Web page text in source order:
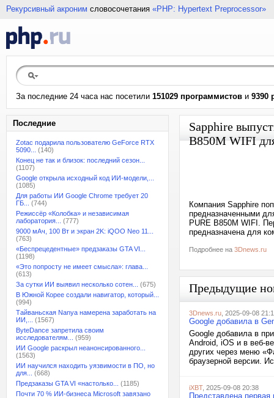
Рекурсивный акроним словосочетания «PHP: Hypertext Preprocessor»
За последние 24 часа нас посетили 151029 программистов и 9390
Последние
Zotac подарила пользователю GeForce RTX
5090...
(140)
Конец не так и близок: последний сезон...
(1107)
Google открыла исходный код ИИ-модели,...
(1085)
Для работы ИИ Google Chrome требует 20
ГБ...
(744)
Режиссёр «Колобка» и независимая
лаборатория...
(777)
9000 мАч, 100 Вт и экран 2K: iQOO Neo 11...
(763)
«Беспрецедентные» предзаказы GTA VI...
(1198)
«Это попросту не имеет смысла»: глава...
(613)
За сутки ИИ выявил несколько сотен...
(675)
В Южной Корее создали навигатор, который...
(994)
Тайваньская Nanya намерена заработать на
ИИ,...
(1567)
ByteDance запретила своим
исследователям...
(959)
ИИ Google раскрыл неанонсированного...
(1563)
ИИ научился находить уязвимости в ПО, но
для...
(668)
Предзаказы GTA VI «настолько...
(1185)
Почти 70 % ИИ-бизнеса Microsoft завязано
Sapphire
B850M WIFI
Компания Sapphire
предназначенными
PURE B850M WIFI.
предназначена для
Подробнее на 3Dnews.ru
Предыдущие
3Dnews.ru , 2025-09-08
Google добавила в
Google добавила в
Android, iOS и в веб-
других через меню
браузерной версии.
iXBT, 2025-09-08 20:38
Представлена